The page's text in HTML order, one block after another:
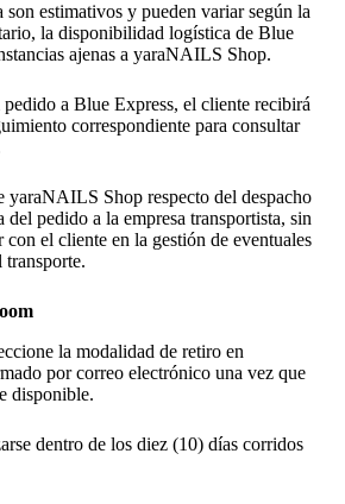
son estimativos y pueden variar según la
la disponibilidad logística de Blue
ajenas a yaraNAILS Shop.
a Blue Express, el cliente recibirá
correspondiente para consultar
yaraNAILS Shop respecto del despacho
pedido a la empresa transportista, sin
el cliente en la gestión de eventuales
transporte.
la modalidad de retiro en
por correo electrónico una vez que
disponible.
dentro de los diez (10) días corridos